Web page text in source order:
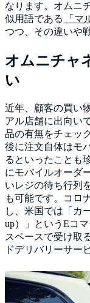
なります。オムニ
似用語である
「マ
つつ、その違いや
オムニチャ
い
近年、顧客の買い
アル店舗に出向い
品の有無をチェッ
後に注文自体はモ
るといったことも
にモバイルオーダ
いレジの待ち行列
も可能です。コロ
し、米国では「カ
up）」というEコ
スペースで受け取
ドデリバリーサー